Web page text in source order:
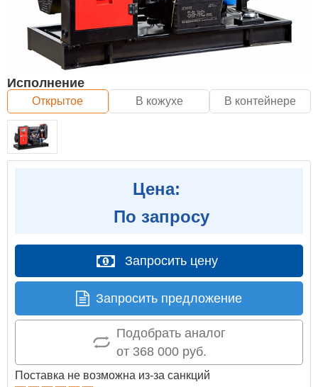
Исполнение
Открытое В кожухе В контейнере
Цена:
По запросу
Запросить цену
Запросить предложение
Подобрать аналог
от 368 000 руб.
Поставка не возможна из-за санкций